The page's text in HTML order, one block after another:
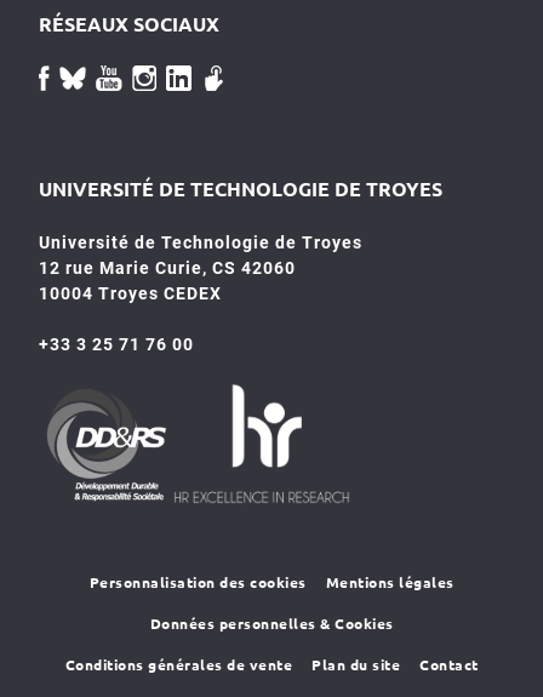
RÉSEAUX SOCIAUX
UNIVERSITÉ DE TECHNOLOGIE DE TROYES
Université de Technologie de Troyes
12 rue Marie Curie, CS 42060
10004 Troyes CEDEX
+33 3 25 71 76 00
Personnalisation des cookies Mentions légales
Données personnelles & Cookies
Conditions générales de vente Plan du site Contact